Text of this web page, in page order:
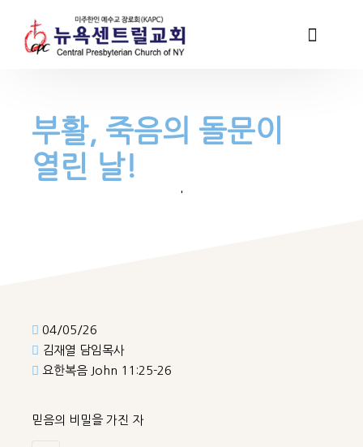
부활, 죽음의 돌문이
열린 날!
'
04/05/26
김재열 담임목사
요한복음 John 11:25-26
믿음의 비밀을 가진 자